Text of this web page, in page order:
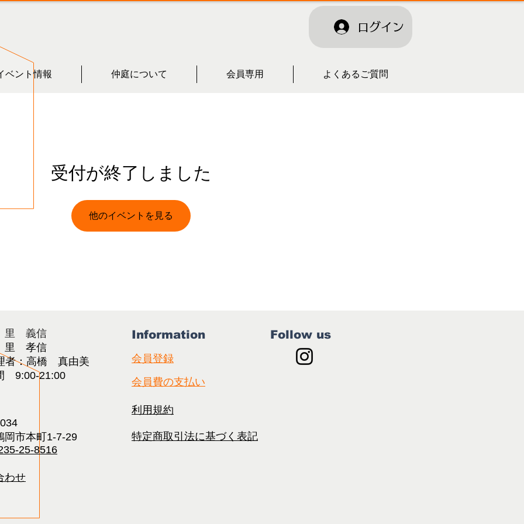
ログイン
ベント情報 仲庭について 会員専用 よくあるご質問
受付が終了しました
他のイベントを見る
里 義信
里 孝信
者：高橋 真由美​
9:00-21:00
岡市本町1-7-29
25-8516
Information
会員登録
Follow us
会員費の支払い
利用規約
特定商取引法に基づく表記
わせ